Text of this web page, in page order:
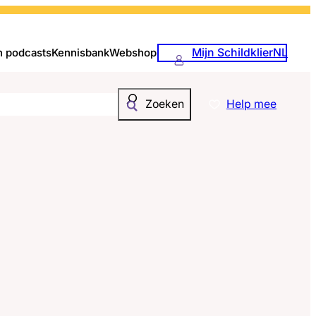
podcastsKennisbankWebshop Mijn SchildklierNL
Zoeken
Help mee